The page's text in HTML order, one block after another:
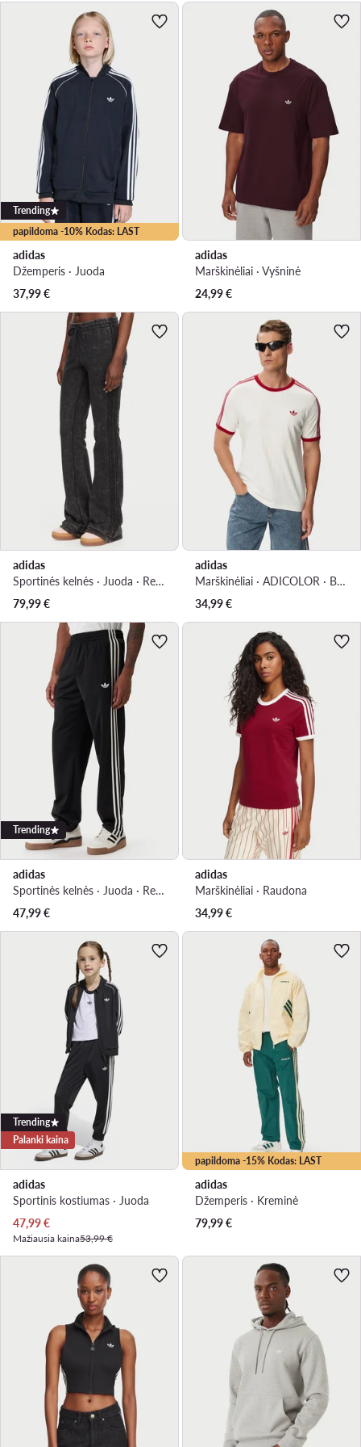
papildoma -10% Kodas: LAST
Trending
adidas
Džemperis · Juoda
37,99€
adidas
Marškinėliai · Vyšninė
24,99€
adidas
Sportinės kelnės · Juoda · Regular Fit
79,99€
adidas
Marškinėliai · ADICOLOR · Balta
34,99€
Trending
adidas
Sportinės kelnės · Juoda · Regular Fit
47,99€
adidas
Marškinėliai · Raudona
34,99€
Trending
Palanki kaina
adidas
Sportinis kostiumas · Juoda
Dabartinė kaina
47,99€
Mažiausia kaina53,99 €
papildoma -15% Kodas: LAST
adidas
Džemperis · Kreminė
79,99€